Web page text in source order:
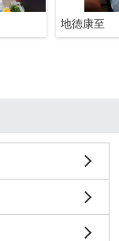
地徳康至